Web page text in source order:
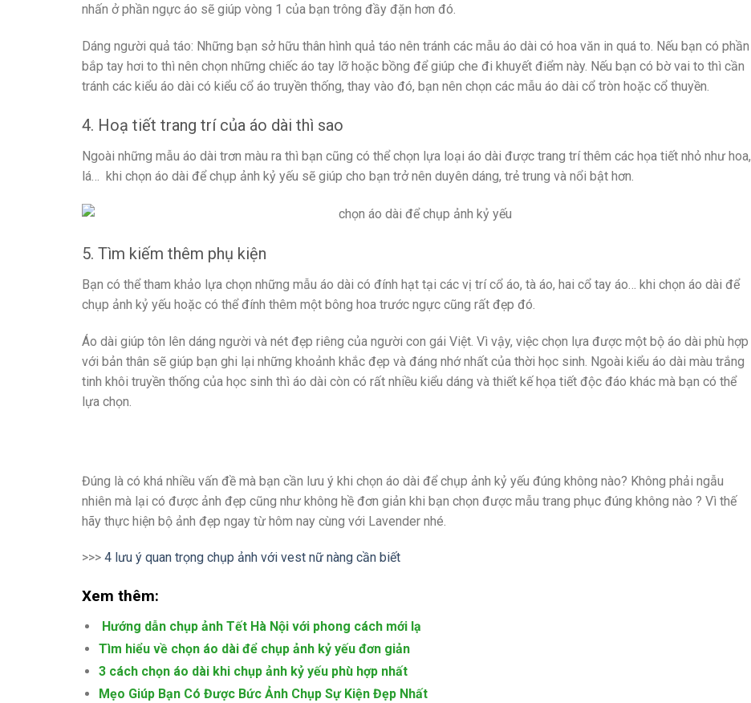
nhấn ở phần ngực áo sẽ giúp vòng 1 của bạn trông đầy đặn hơn đó.
Dáng người quả táo: Những bạn sở hữu thân hình quả táo nên tránh các mẫu áo dài có hoa văn in quá to. Nếu bạn có phần
bắp tay hơi to thì nên chọn những chiếc áo tay lỡ hoặc bồng để giúp che đi khuyết điểm này. Nếu bạn có bờ vai to thì cần
tránh các kiểu áo dài có kiểu cổ áo truyền thống, thay vào đó, bạn nên chọn các mẫu áo dài cổ tròn hoặc cổ thuyền.
4. Hoạ tiết trang trí của áo dài thì sao
Ngoài những mẫu áo dài trơn màu ra thì bạn cũng có thể chọn lựa loại áo dài được trang trí thêm các họa tiết nhỏ như hoa,
lá… khi chọn áo dài để chụp ảnh kỷ yếu sẽ giúp cho bạn trở nên duyên dáng, trẻ trung và nổi bật hơn.
5. Tìm kiếm thêm phụ kiện
Bạn có thể tham khảo lựa chọn những mẫu áo dài có đính hạt tại các vị trí cổ áo, tà áo, hai cổ tay áo… khi chọn áo dài để
chụp ảnh kỷ yếu hoặc có thể đính thêm một bông hoa trước ngực cũng rất đẹp đó.
Áo dài giúp tôn lên dáng người và nét đẹp riêng của người con gái Việt. Vì vậy, việc chọn lựa được một bộ áo dài phù hợp
với bản thân sẽ giúp bạn ghi lại những khoảnh khắc đẹp và đáng nhớ nhất của thời học sinh. Ngoài kiểu áo dài màu trắng
tinh khôi truyền thống của học sinh thì áo dài còn có rất nhiều kiểu dáng và thiết kế họa tiết độc đáo khác mà bạn có thể
lựa chọn.
Đúng là có khá nhiều vấn đề mà bạn cần lưu ý khi chọn áo dài để chụp ảnh kỷ yếu đúng không nào? Không phải ngẫu
nhiên mà lại có được ảnh đẹp cũng như không hề đơn giản khi bạn chọn được mẫu trang phục đúng không nào ? Vì thế
hãy thực hiện bộ ảnh đẹp ngay từ hôm nay cùng với Lavender nhé.
>>> 4 lưu ý quan trọng chụp ảnh với vest nữ nàng cần biết
Xem thêm:
Hướng dẫn chụp ảnh Tết Hà Nội với phong cách mới lạ
Tìm hiểu về chọn áo dài để chụp ảnh kỷ yếu đơn giản
3 cách chọn áo dài khi chụp ảnh kỷ yếu phù hợp nhất
Mẹo Giúp Bạn Có Được Bức Ảnh Chụp Sự Kiện Đẹp Nhất